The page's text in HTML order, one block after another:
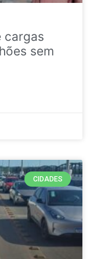
cargas
sem
CIDADES